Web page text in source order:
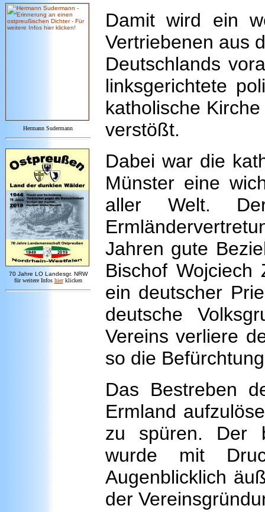
Hermann Sudermann
70 Jahre LO Landesgr. NRW
für weitere Infos hier klicken
Damit wird ein
Vertriebenen aus
Deutschlands
linksgerichtete
katholische
verstößt.
Dabei war die
Münster eine
aller Welt.
Jahren gute
Bischof
ein deutscher
deutsche
Vereins verliere
so die
Das Bestreben
Ermland
zu spüren. Der
wurde mit
Augenblicklich
der